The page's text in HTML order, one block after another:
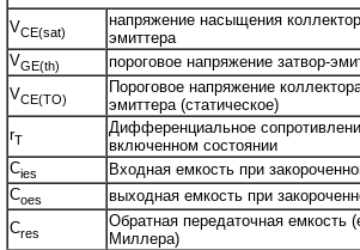
VCE(sat)
напряжение насыщения
эмиттера
VGE(th) пороговое напряжение затвор-
VCE(TO)
Пороговое напряжение
эмиттера (статическое)
rT
Дифференциальное
включенном состоянии
Cies Входная емкость при
Coes выходная емкость при
Cres
Обратная передаточная емкость
Миллера)